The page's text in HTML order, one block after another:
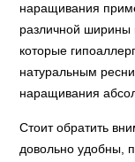
наращивания
различной ширины
которые
натуральным
наращивания
Стоит обратить
довольно удобны,